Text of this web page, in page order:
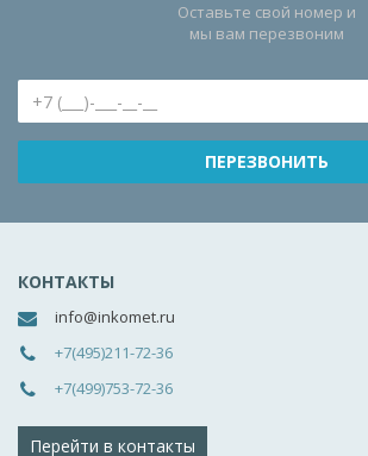
Оставьте свой номер и
мы вам перезвоним
КОНТАКТЫ
info@inkomet.ru
+7(495)211-72-36
+7(499)753-72-36
Перейти в контакты